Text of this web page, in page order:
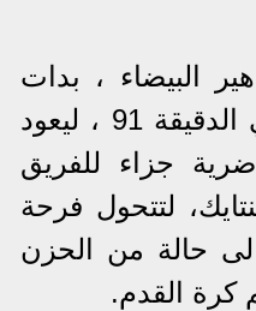
البيضاء ، بدات
لفرحة عارمة بعد احراز الزمالك هدف التقدم في الدقيقة 91 ، ليعود
جزاء للفريق
لتتحول فرحة
حالة من الحزن
كرة القدم.